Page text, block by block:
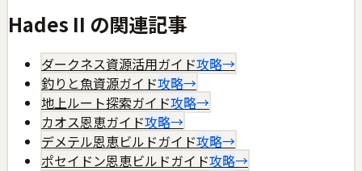
Hades II の関連記事
ダークネス資源活用ガイド攻略→
釣りと魚資源ガイド攻略→
地上ルート探索ガイド攻略→
カオス恩恵ガイド攻略→
デメテル恩恵ビルドガイド攻略→
ポセイドン恩恵ビルドガイド攻略→